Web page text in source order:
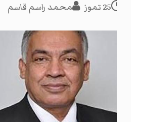
25 تموز محمد راسم قاسم